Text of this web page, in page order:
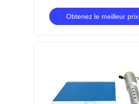
noir de carbone machine
homogénéisatrice par ultrasons
Obtenez le meilleur prix